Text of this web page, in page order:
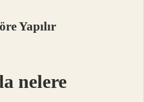
Yapılır
nelere